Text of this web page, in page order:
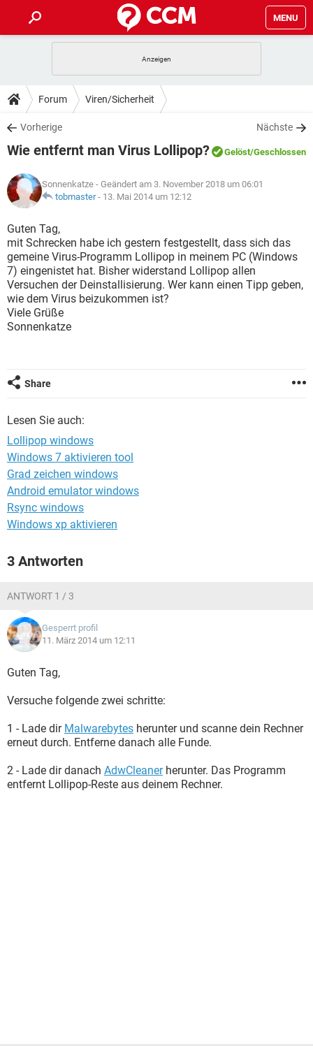
MENU
ANDROID
WINDOWS 10
WHATSAPP TIKTOK
FACEBOOK
TIPPS & TRICKS
SPIELE
WHATSAPP TIKTOK
FACEBOOK
DOWNLOADS
SPIELE STREAMING
ANDROID
WINDOWS 10 INSTAGRAM
WHATSAPP
FACEBOOK HARDWARE
SPIELE STREAMING
ANDROID
WINDOWS 10
WHATSAPP TIKTOK
FACEBOOK HARDWARE
LEXIKON
SPIELE
ANDROID IOS
WINDOWS 10 INSTAGRAM
WHATSAPP TIKTOK
FACEBOOK
Forum Viren/Sicherheit
Vorherige Nächste
Wie entfernt man Virus Lollipop? Gelöst/Geschlossen
Sonnenkatze - Geändert am 3. November 2018 um 06:01
tobmaster- 13. Mai 2014 um 12:12
Guten Tag,
mit Schrecken habe ich gestern festgestellt, dass sich das
gemeine Virus-Programm Lollipop in meinem PC (Windows
7) eingenistet hat. Bisher widerstand Lollipop allen
Versuchen der Deinstallisierung. Wer kann einen Tipp geben,
wie dem Virus beizukommen ist?
Viele Grüße
Sonnenkatze
Share
Lesen Sie auch:
Lollipop windows
Windows 7 aktivieren tool
Grad zeichen windows
Android emulator windows
Rsync windows
Windows xp aktivieren
3 Antworten
ANTWORT 1 / 3
Gesperrt profil
11. März 2014 um 12:11
Guten Tag,
Versuche folgende zwei schritte:
1 - Lade dir Malwarebytes herunter und scanne dein Rechner
erneut durch. Entferne danach alle Funde.
2 - Lade dir danach AdwCleanerherunter. Das Programm
entfernt Lollipop-Reste aus deinem Rechner.